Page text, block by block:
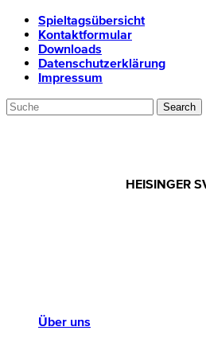
Spieltagsübersicht
Kontaktformular
Downloads
Datenschutzerklärung
Impressum
HEISINGER
Über uns